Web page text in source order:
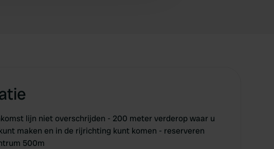
lijn niet overschrijden - 200 meter verderop waar u
maken en in de rijrichting kunt komen - reserveren
500m